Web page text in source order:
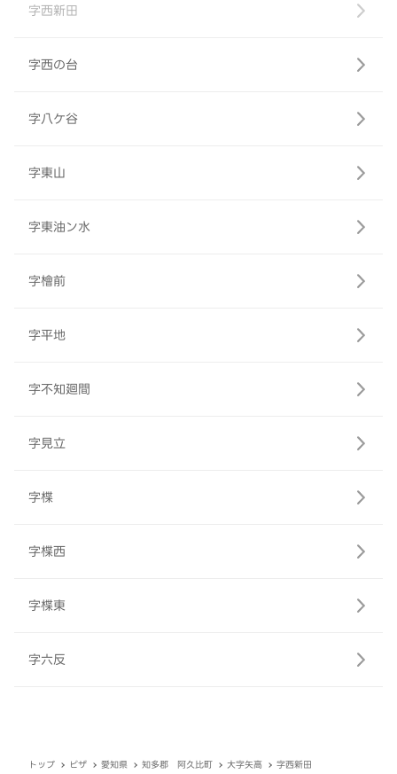
字西新田
字西の台
字八ケ谷
字東山
字東油ン水
字檜前
字平地
字不知廻間
字見立
字楪
字楪西
字楪東
字六反
トップ ピザ 愛知県 知多郡 阿久比町 大字矢高 字西新田